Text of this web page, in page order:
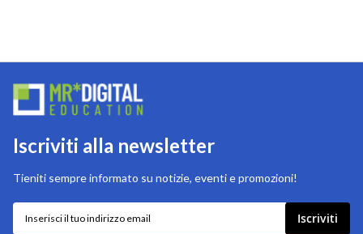
Iscriviti alla newsletter
Tieniti sempre informato su notizie, eventi e promozioni!
Iscriviti
alla
Iscriviti